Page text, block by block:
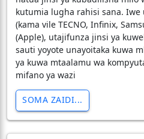
kutumia lugha rahisi sana.
(kama vile TECNO, Infinix,
(Apple), utajifunza jinsi ya
sauti yoyote unayoitaka kuwa
ya kuwa mtaalamu wa
mifano ya wazi
SOMA ZAIDI...